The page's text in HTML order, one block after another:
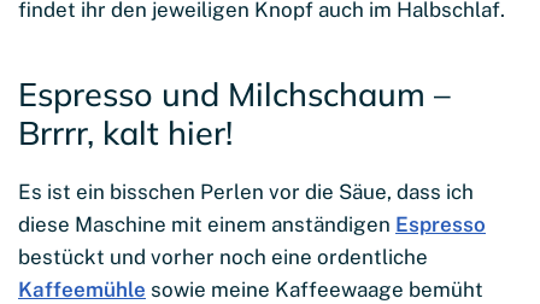
findet ihr den jeweiligen Knopf auch im Halbschlaf.
Espresso und Milchschaum –
Brrrr, kalt hier!
Es ist ein bisschen Perlen vor die Säue, dass ich
diese Maschine mit einem anständigen Espresso
bestückt und vorher noch eine ordentliche
Kaffeemühle sowie meine Kaffeewaage bemüht